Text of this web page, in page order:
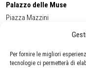
Per fornire le migliori
tecnologie ci permetterà di
Palazzo delle Muse
Piazza Mazzini
Cell:
Tel:
+39 0584 944580
Email: